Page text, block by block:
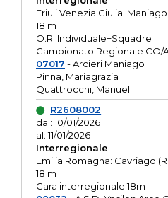
Friuli Venezia Giulia: Maniago
18 m
O.R. Individuale+Squadre
Campionato Regionale CO/
07017 - Arcieri Maniago
Pinna, Mariagrazia
Quattrocchi, Manuel
R2608002
dal: 10/01/2026
al: 11/01/2026
Interregionale
Emilia Romagna: Cavriago
18 m
Gara interregionale 18m